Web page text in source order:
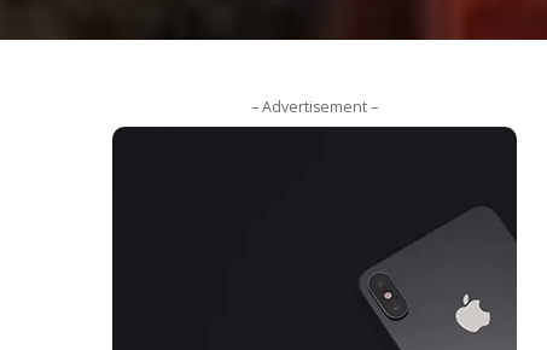
– Advertisement –